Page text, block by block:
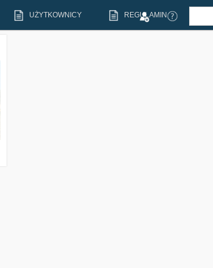
UŻYTKOWNICY REGULAMIN